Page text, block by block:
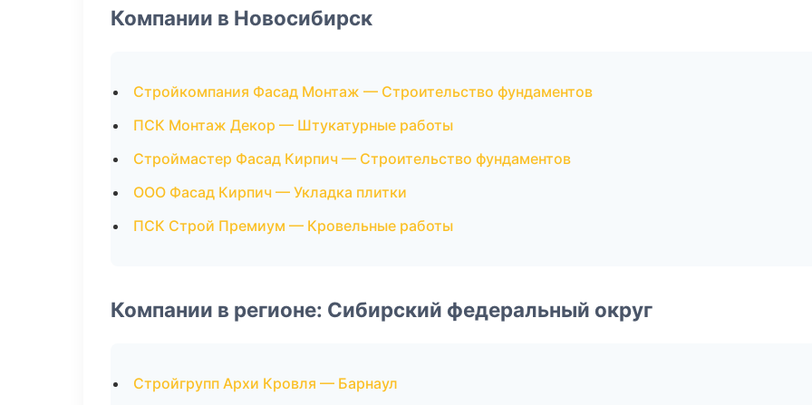
Компании в Новосибирск
Стройкомпания Фасад Монтаж — Строительство фундаментов
ПСК Монтаж Декор — Штукатурные работы
Строймастер Фасад Кирпич — Строительство фундаментов
ООО Фасад Кирпич — Укладка плитки
ПСК Строй Премиум — Кровельные работы
Компании в регионе: Сибирский федеральный округ
Стройгрупп Архи Кровля — Барнаул